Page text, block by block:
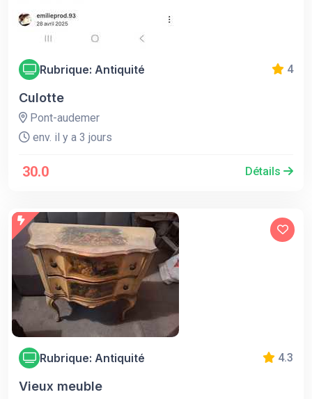
Rubrique: Antiquité 4
Culotte
Pont-audemer
env. il y a 3 jours
30.0 Détails
Rubrique: Antiquité 4.3
Vieux meuble